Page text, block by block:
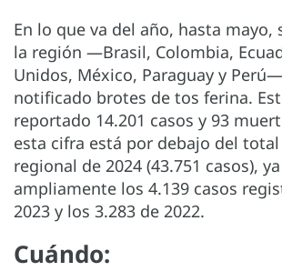
En lo que va del año, hasta mayo,
la región —Brasil, Colombia,
Unidos, México, Paraguay y
notificado brotes de tos ferina.
reportado 14.201 casos y 93
esta cifra está por debajo del
regional de 2024 (43.751 casos),
ampliamente los 4.139 casos
2023 y los 3.283 de 2022.
Cuándo: